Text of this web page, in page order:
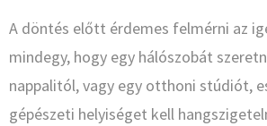
A döntés előtt érdemes felmérni az
mindegy, hogy egy hálószobát
nappalitól, vagy egy otthoni stúdiót,
gépészeti helyiséget kell